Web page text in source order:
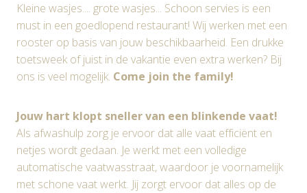
Kleine wasjes.... grote wasjes... Schoon servies is een
must in een goedlopend restaurant! Wij werken met een
rooster op basis van jouw beschikbaarheid. Een drukke
toetsweek of juist in de vakantie even extra werken? Bij
ons is veel mogelijk. Come join the family!
Jouw hart klopt sneller van een blinkende vaat!
Als afwashulp zorg je ervoor dat alle vaat efficiënt en
netjes wordt gedaan. Je werkt met een volledige
automatische vaatwasstraat, waardoor je voornamelijk
met schone vaat werkt. Jij zorgt ervoor dat alles op de